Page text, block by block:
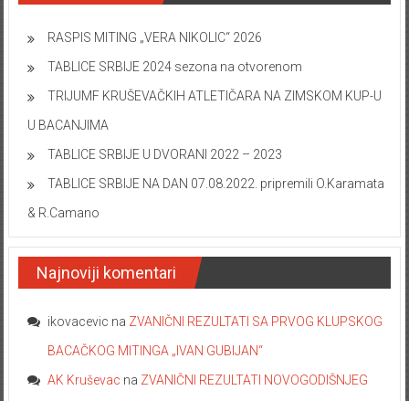
RASPIS MITING „VERA NIKOLIC“ 2026
TABLICE SRBIJE 2024 sezona na otvorenom
TRIJUMF KRUŠEVAČKIH ATLETIČARA NA ZIMSKOM KUP-U
U BACANJIMA
TABLICE SRBIJE U DVORANI 2022 – 2023
TABLICE SRBIJE NA DAN 07.08.2022. pripremili O.Karamata
& R.Camano
Najnoviji komentari
ikovacevic na ZVANIČNI REZULTATI SA PRVOG KLUPSKOG
BACAČKOG MITINGA „IVAN GUBIJAN“
AK Kruševac na ZVANIČNI REZULTATI NOVOGODIŠNJEG